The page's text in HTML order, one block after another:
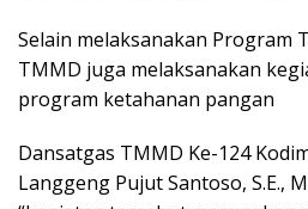
Selain melaksanakan Program
TMMD juga melaksanakan
program ketahanan pangan
Dansatgas TMMD Ke-124
Langgeng Pujut Santoso, S.E.,